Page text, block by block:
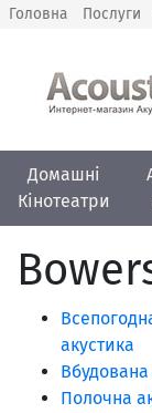
Головна Послуги
Домашні
Кінотеатри
акустика
Вбудована
Полочна